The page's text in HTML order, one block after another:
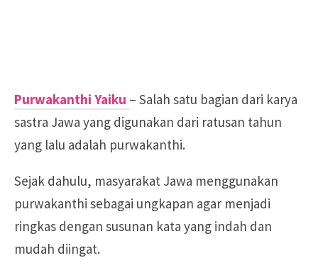
Purwakanthi Yaiku – Salah satu bagian dari karya
sastra Jawa yang digunakan dari ratusan tahun
yang lalu adalah purwakanthi.
Sejak dahulu, masyarakat Jawa menggunakan
purwakanthi sebagai ungkapan agar menjadi
ringkas dengan susunan kata yang indah dan
mudah diingat.